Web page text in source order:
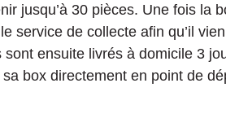
jusqu’à 30 pièces. Une fois la
service de collecte afin qu’il
ensuite livrés à domicile 3
box directement en point de